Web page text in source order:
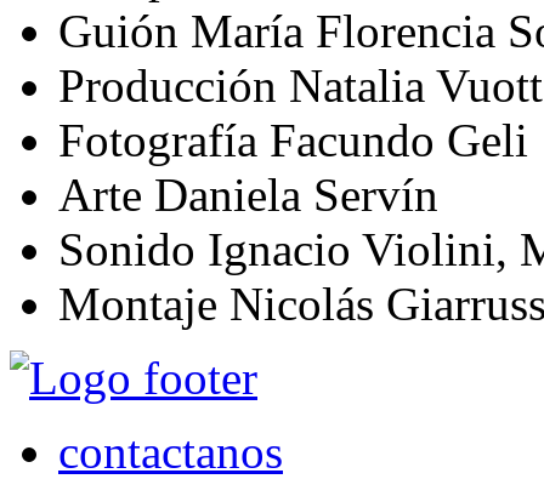
Guión María Florencia
Producción Natalia
Fotografía Facundo Geli
Arte Daniela Servín
Sonido Ignacio Violini,
Montaje Nicolás
contactanos